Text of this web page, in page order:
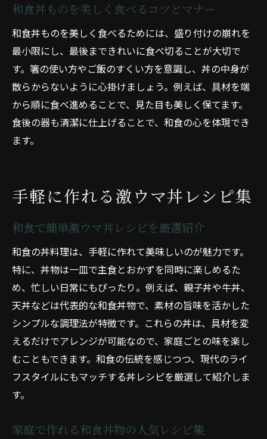
和食丼ものを美しく食べるコツとマナー
和食丼ものを美しく食べるためには、盛り付けの崩れを
最小限にし、最後まできれいに食べ切ることが大切で
す。箸の使い方やご飯のすくい方を意識し、丼の中身が
散らからないように心掛けましょう。例えば、具材を端
から順に食べ進めることで、見た目も美しく保てます。
食後の器も清潔に仕上げることで、和食の心を体現でき
ます。
手軽に作れる激ウマ丼レシピ集
和食で簡単激ウマ丼レシピを厳選紹介
和食の丼料理は、手軽に作れて美味しいのが魅力です。
特に、丼物は一皿で主食とおかずを同時に楽しめるた
め、忙しい日常にもぴったり。例えば、親子丼や牛丼、
天丼などは代表的な和食丼物で、素材の旨味を活かした
シンプルな調理法が特徴です。これらの丼は、具材を変
えるだけでアレンジが可能なので、家庭ごとの味を楽し
むこともできます。和食の伝統を感じつつ、現代のライ
フスタイルにもマッチする丼レシピを厳選して紹介しま
す。
家庭で作れる和食丼物の人気レシピ集